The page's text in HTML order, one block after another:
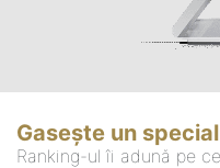
Gasește un
Ranking-ul îi adună pe